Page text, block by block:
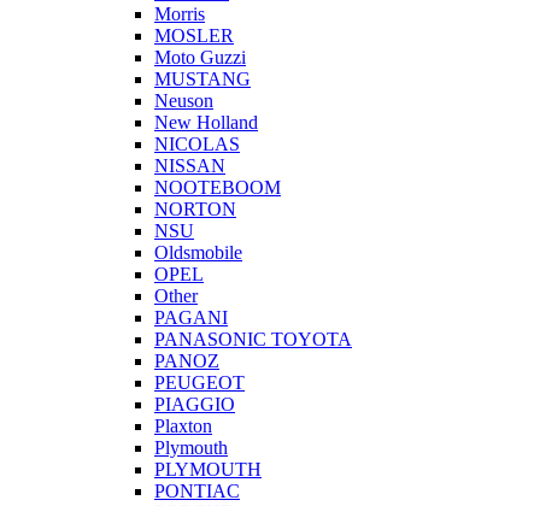
Morris
MOSLER
Moto Guzzi
MUSTANG
Neuson
New Holland
NICOLAS
NISSAN
NOOTEBOOM
NORTON
NSU
Oldsmobile
OPEL
Other
PAGANI
PANASONIC TOYOTA
PANOZ
PEUGEOT
PIAGGIO
Plaxton
Plymouth
PLYMOUTH
PONTIAC